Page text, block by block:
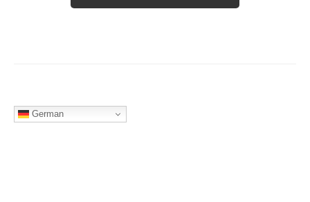
German